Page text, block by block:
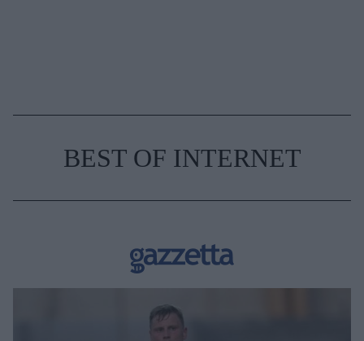
BEST OF INTERNET